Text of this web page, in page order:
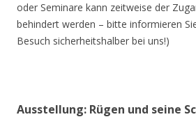
oder Seminare kann zeitweise der
behindert werden – bitte informieren
Besuch sicherheitshalber bei uns!)
Ausstellung: Rügen und seine